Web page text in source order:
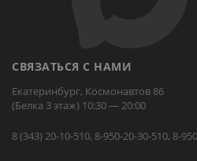
СВЯЗАТЬСЯ С НАМИ
Екатеринбург, Космонавтов 86
(Белка 3 этаж) 10:30 — 20:00
8 (343) 20-10-510, 8-950-20-30-510, 8-